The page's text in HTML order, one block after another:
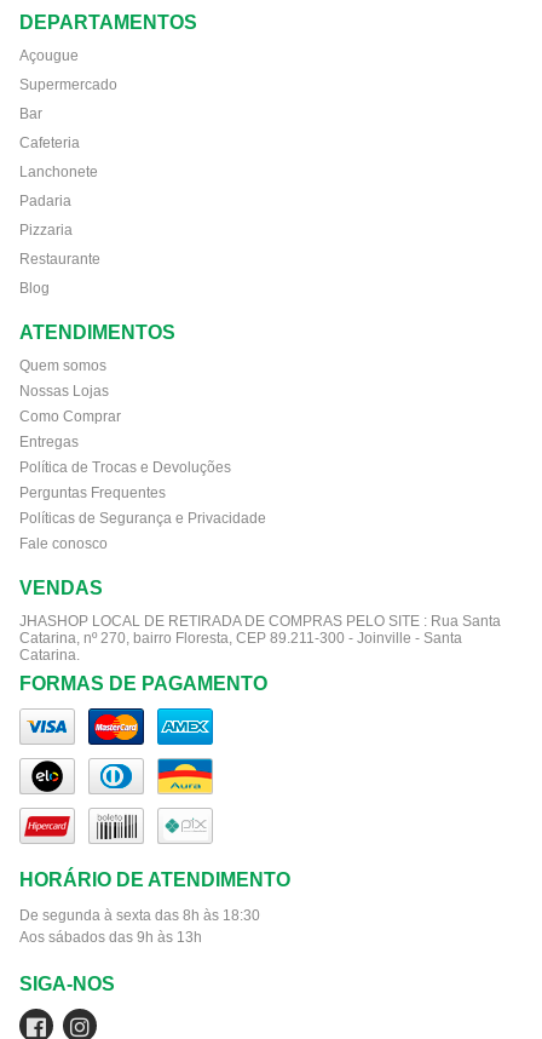
DEPARTAMENTOS
Açougue
Supermercado
Bar
Cafeteria
Lanchonete
Padaria
Pizzaria
Restaurante
Blog
ATENDIMENTOS
Quem somos
Nossas Lojas
Como Comprar
Entregas
Política de Trocas e Devoluções
Perguntas Frequentes
Políticas de Segurança e Privacidade
Fale conosco
VENDAS
JHASHOP LOCAL DE RETIRADA DE COMPRAS PELO SITE : Rua Santa
Catarina, nº 270, bairro Floresta, CEP 89.211-300 - Joinville - Santa
Catarina.
FORMAS DE PAGAMENTO
HORÁRIO DE ATENDIMENTO
De segunda à sexta das 8h às 18:30
Aos sábados das 9h às 13h
SIGA-NOS